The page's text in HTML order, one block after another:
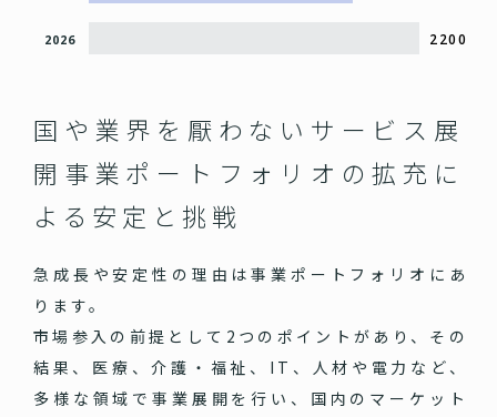
2200
2026
国や業界を厭わないサービス展
開 事業ポートフォリオの拡充に
よる安定と挑戦
急成長や安定性の理由は事業ポートフォリオにあ
ります。
市場参入の前提として2つのポイントがあり、その
結果、医療、介護・福祉、IT、人材や電力など、
多様な領域で事業展開を行い、国内のマーケット